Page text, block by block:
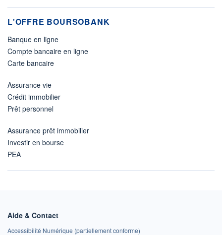
L'OFFRE BOURSOBANK
Banque en ligne
Compte bancaire en ligne
Carte bancaire
Assurance vie
Crédit immobilier
Prêt personnel
Assurance prêt immobilier
Investir en bourse
PEA
Aide & Contact
Accessibilité Numérique (partiellement conforme)